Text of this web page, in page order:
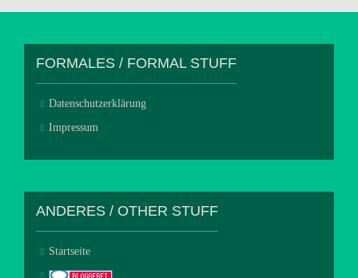
FORMALES / FORMAL STUFF
Datenschutzerklärung
Impressum
ANDERES / OTHER STUFF
Startseite